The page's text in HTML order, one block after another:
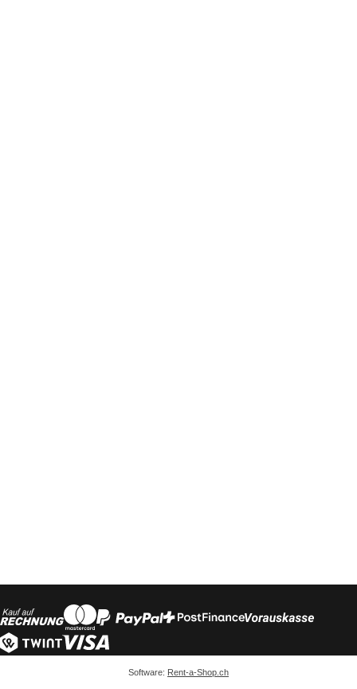
Software: Rent-a-Shop.ch